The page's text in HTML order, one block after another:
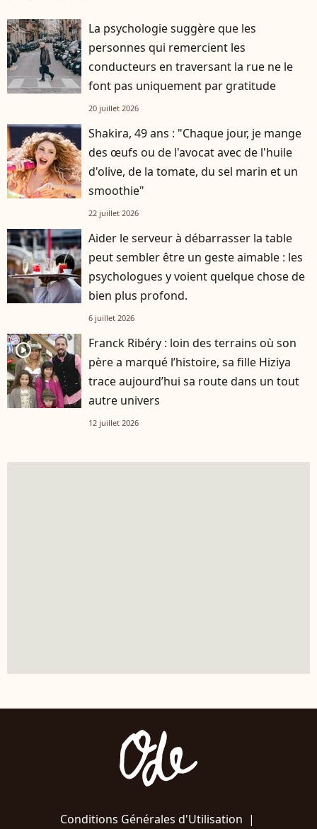
La psychologie suggère que les
personnes qui remercient les
conducteurs en traversant la rue ne le
font pas uniquement par gratitude
20 juillet 2026
Shakira, 49 ans : "Chaque jour, je mange
des œufs ou de l'avocat avec de l'huile
d'olive, de la tomate, du sel marin et un
smoothie"
22 juillet 2026
Aider le serveur à débarrasser la table
peut sembler être un geste aimable : les
psychologues y voient quelque chose de
bien plus profond.
6 juillet 2026
player2
Franck Ribéry : loin des terrains où son
père a marqué l’histoire, sa fille Hiziya
trace aujourd’hui sa route dans un tout
autre univers
12 juillet 2026
Conditions Générales d'Utilisation |